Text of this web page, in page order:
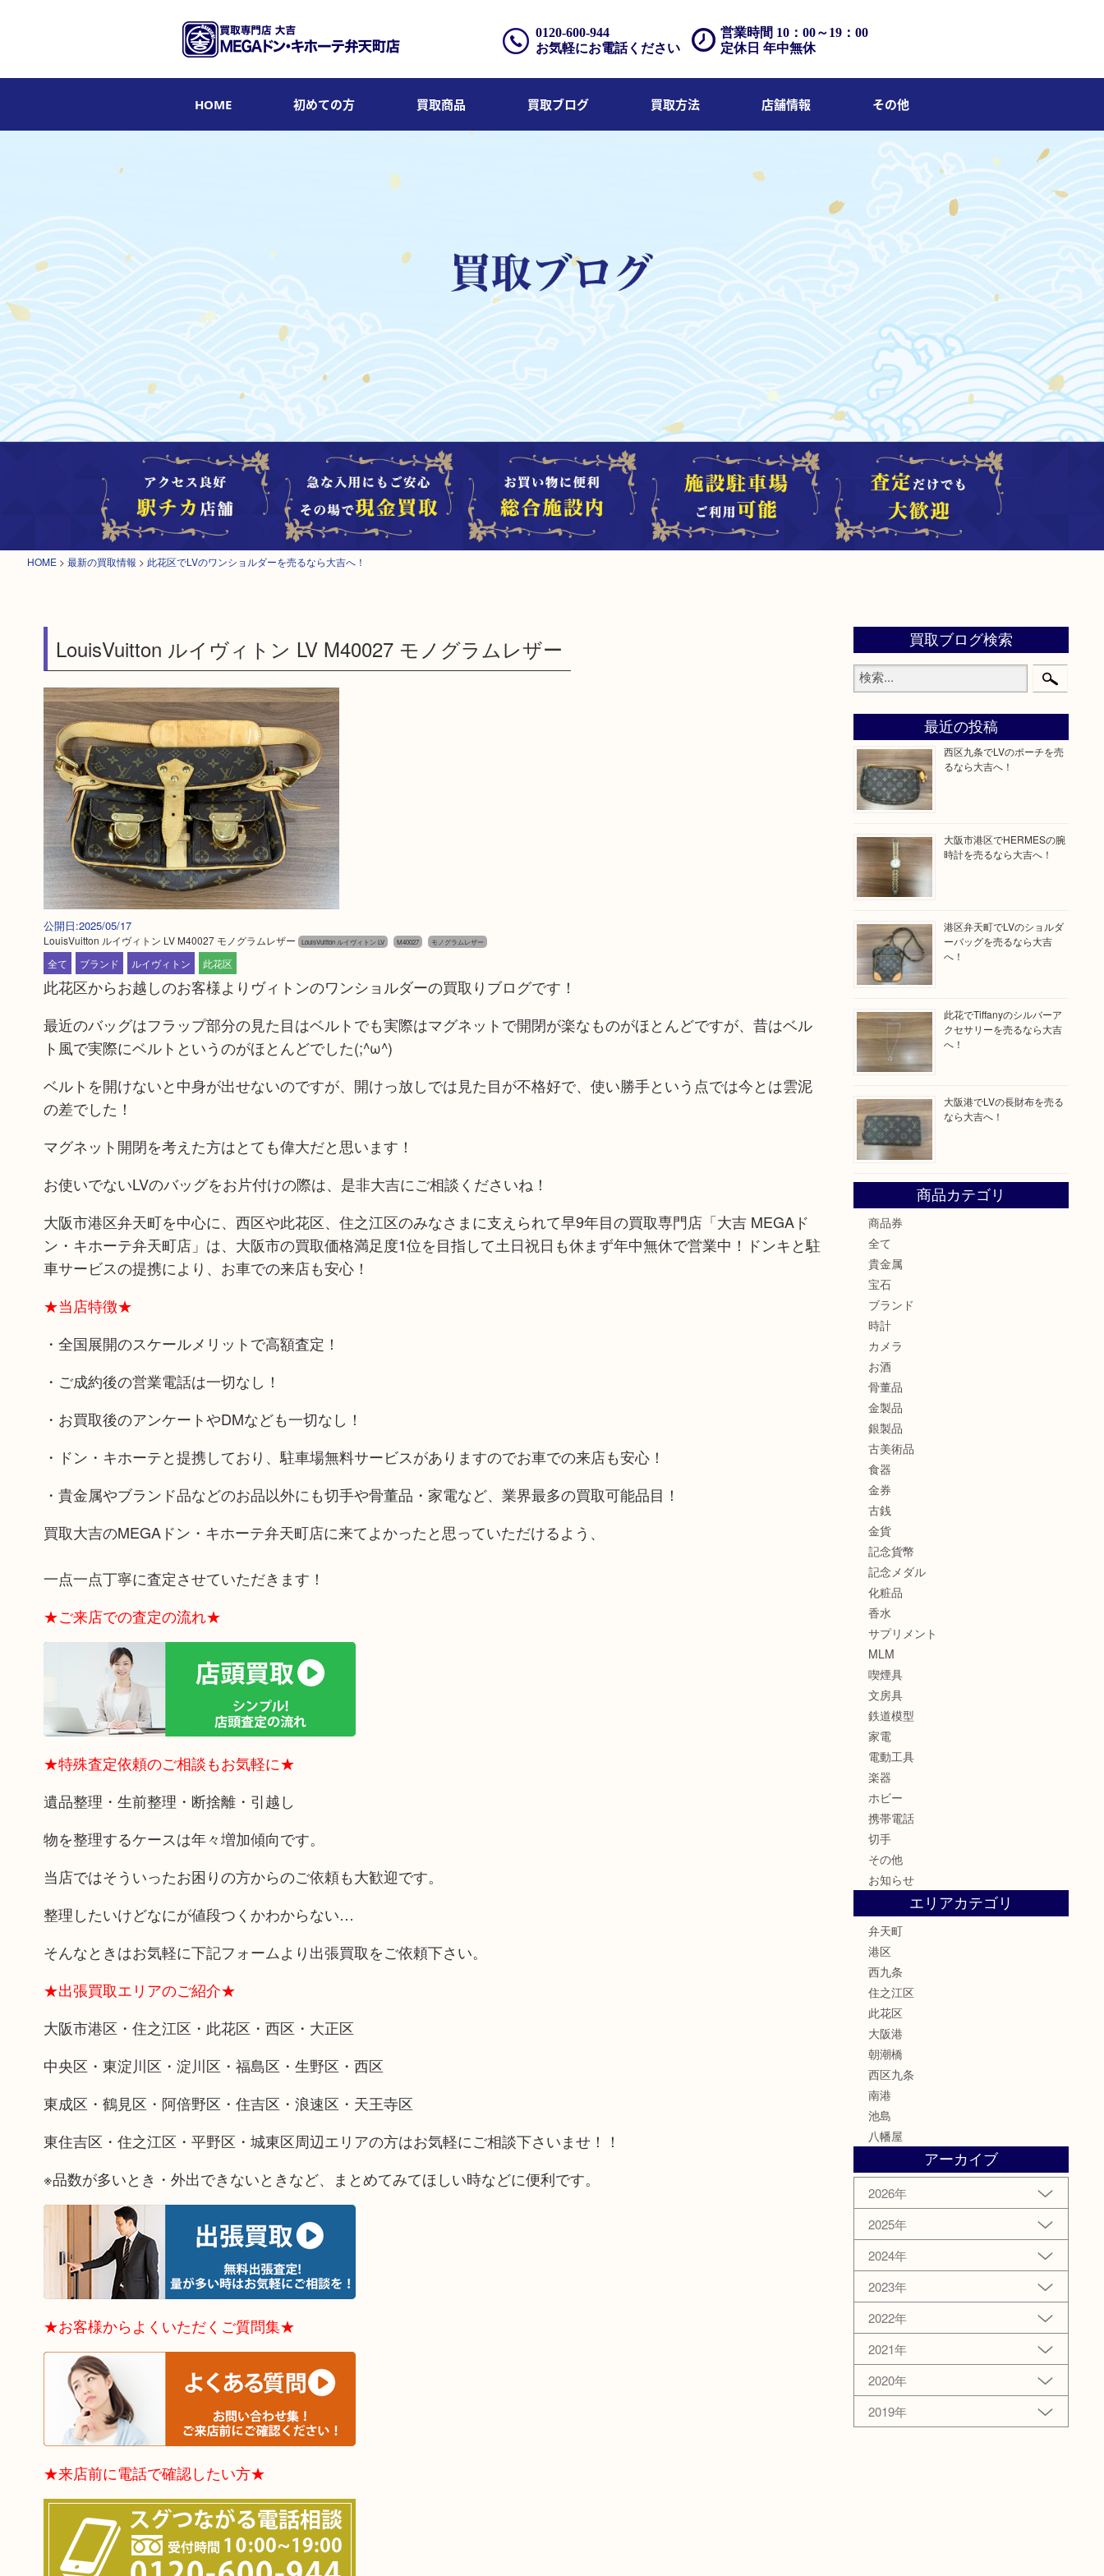
営業時間 10：00～19：00
定休日 年中無休
0120-600-944
お気軽にお電話ください
HOME 初めての方 買取商品 買取ブログ 買取方法 店舗情報 その他
HOME > 最新の買取情報 > 此花区でLVのワンショルダーを売るなら大吉へ！
LouisVuitton ルイヴィトン LV M40027 モノグラムレザー
公開日:2025/05/17
LouisVuitton ルイヴィトン LV M40027 モノグラムレザー LouisVuitton ルイヴィトン LV M40027 モノグラムレザー
全て ブランド ルイヴィトン 此花区
此花区からお越しのお客様よりヴィトンのワンショルダーの買取りブログです！
最近のバッグはフラップ部分の見た目はベルトでも実際はマグネットで開閉が楽なものがほとんどですが、昔はベル
ト風で実際にベルトというのがほとんどでした(;^ω^)
ベルトを開けないと中身が出せないのですが、開けっ放しでは見た目が不格好で、使い勝手という点では今とは雲泥
の差でした！
マグネット開閉を考えた方はとても偉大だと思います！
お使いでないLVのバッグをお片付けの際は、是非大吉にご相談くださいね！
大阪市港区弁天町を中心に、西区や此花区、住之江区のみなさまに支えられて早9年目の買取専門店「大吉 MEGAド
ン・キホーテ弁天町店」は、大阪市の買取価格満足度1位を目指して土日祝日も休まず年中無休で営業中！ドンキと駐
車サービスの提携により、お車での来店も安心！
★当店特徴★
・全国展開のスケールメリットで高額査定！
・ご成約後の営業電話は一切なし！
・お買取後のアンケートやDMなども一切なし！
・ドン・キホーテと提携しており、駐車場無料サービスがありますのでお車での来店も安心！
・貴金属やブランド品などのお品以外にも切手や骨董品・家電など、業界最多の買取可能品目！
買取大吉のMEGAドン・キホーテ弁天町店に来てよかったと思っていただけるよう、
一点一点丁寧に査定させていただきます！
★ご来店での査定の流れ★
★特殊査定依頼のご相談もお気軽に★
遺品整理・生前整理・断捨離・引越し
物を整理するケースは年々増加傾向です。
当店ではそういったお困りの方からのご依頼も大歓迎です。
整理したいけどなにが値段つくかわからない…
そんなときはお気軽に下記フォームより出張買取をご依頼下さい。
★出張買取エリアのご紹介★
大阪市港区・住之江区・此花区・西区・大正区
中央区・東淀川区・淀川区・福島区・生野区・西区
東成区・鶴見区・阿倍野区・住吉区・浪速区・天王寺区
東住吉区・住之江区・平野区・城東区周辺エリアの方はお気軽にご相談下さいませ！！
※品数が多いとき・外出できないときなど、まとめてみてほしい時などに便利です。
★お客様からよくいただくご質問集★
★来店前に電話で確認したい方★
買取ブログ検索
最近の投稿
西区九条でLVのポーチを売
るなら大吉へ！
大阪市港区でHERMESの腕
時計を売るなら大吉へ！
港区弁天町でLVのショルダ
ーバッグを売るなら大吉
へ！
此花でTiffanyのシルバーア
クセサリーを売るなら大吉
へ！
大阪港でLVの長財布を売る
なら大吉へ！
商品カテゴリ
商品券
全て
貴金属
宝石
ブランド
時計
カメラ
お酒
骨董品
金製品
銀製品
古美術品
食器
金券
古銭
金貨
記念貨幣
記念メダル
化粧品
香水
サプリメント
MLM
喫煙具
文房具
鉄道模型
家電
電動工具
楽器
ホビー
携帯電話
切手
その他
お知らせ
エリアカテゴリ
弁天町
港区
西九条
住之江区
此花区
大阪港
朝潮橋
西区九条
南港
池島
八幡屋
アーカイブ
2026年
2025年
2024年
2023年
2022年
2021年
2020年
2019年